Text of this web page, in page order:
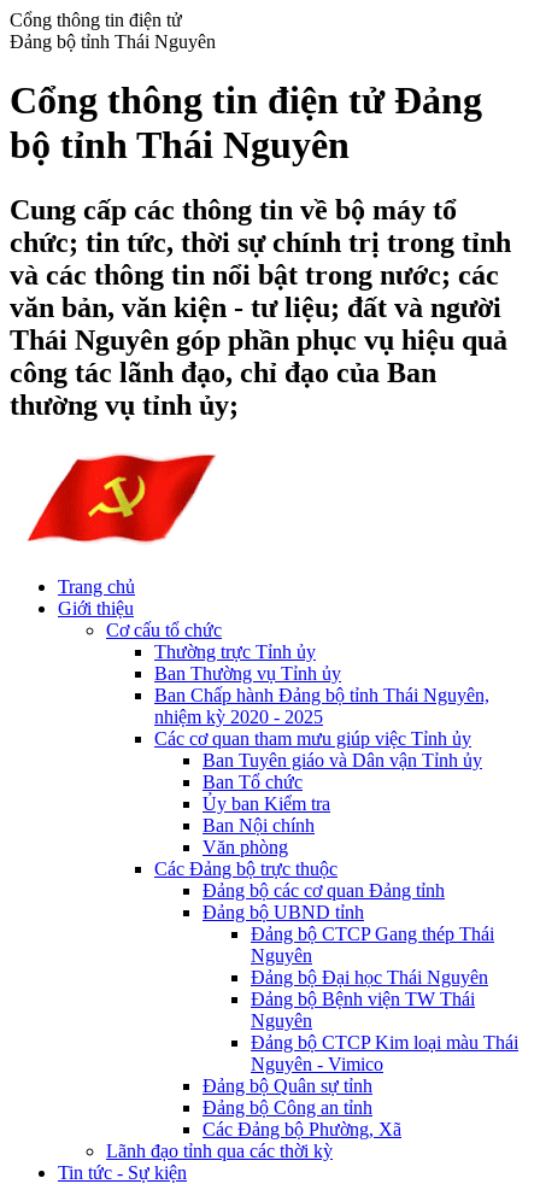
Cổng thông tin điện tử
Đảng bộ tỉnh Thái Nguyên
Cổng thông tin điện tử Đảng
bộ tỉnh Thái Nguyên
Cung cấp các thông tin về bộ máy tổ
chức; tin tức, thời sự chính trị trong tỉnh
và các thông tin nổi bật trong nước; các
văn bản, văn kiện - tư liệu; đất và người
Thái Nguyên góp phần phục vụ hiệu quả
công tác lãnh đạo, chỉ đạo của Ban
thường vụ tỉnh ủy;
Trang chủ
Giới thiệu
Cơ cấu tổ chức
Thường trực Tỉnh ủy
Ban Thường vụ Tỉnh ủy
Ban Chấp hành Đảng bộ tỉnh Thái Nguyên,
nhiệm kỳ 2020 - 2025
Các cơ quan tham mưu giúp việc Tỉnh ủy
Ban Tuyên giáo và Dân vận Tỉnh ủy
Ban Tổ chức
Ủy ban Kiểm tra
Ban Nội chính
Văn phòng
Các Đảng bộ trực thuộc
Đảng bộ các cơ quan Đảng tỉnh
Đảng bộ UBND tỉnh
Đảng bộ CTCP Gang thép Thái
Nguyên
Đảng bộ Đại học Thái Nguyên
Đảng bộ Bệnh viện TW Thái
Nguyên
Đảng bộ CTCP Kim loại màu Thái
Nguyên - Vimico
Đảng bộ Quân sự tỉnh
Đảng bộ Công an tỉnh
Các Đảng bộ Phường, Xã
Lãnh đạo tỉnh qua các thời kỳ
Tin tức - Sự kiện